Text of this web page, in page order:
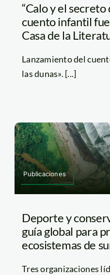
“Calo y el secreto
cuento infantil
Casa de la
Lanzamiento del
las dunas». [...]
Publicaciones
Deporte y
guía global para
ecosistemas de
Tres organizaciones